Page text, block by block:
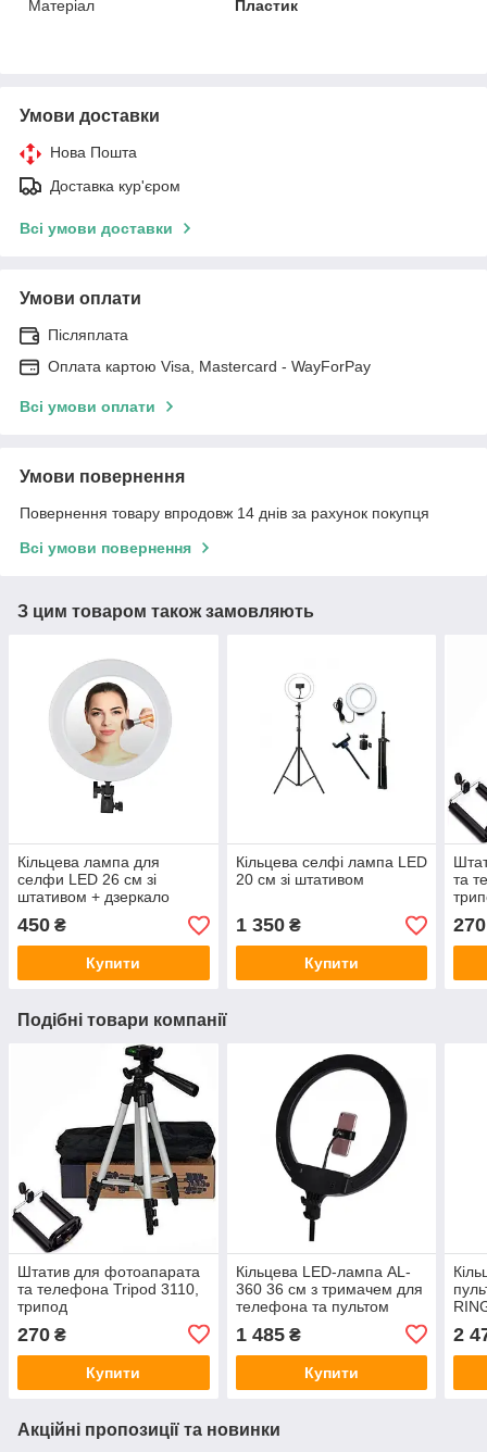
Матеріал Пластик
Умови доставки
Нова Пошта
Доставка кур'єром
Всі умови доставки
Умови оплати
Післяплата
Оплата картою Visa, Mastercard - WayForPay
Всі умови оплати
Умови повернення
Повернення товару впродовж 14 днів за рахунок покупця
Всі умови повернення
З цим товаром також замовляють
Кільцева лампа для
селфи LED 26 см зі
штативом + дзеркало
450 ₴
Купити
Кільцева селфі лампа LED
20 см зі штативом
1 350₴
Купити
та
270
Подібні товари компанії
Штатив для фотоапарата
та телефона Tripod 3110,
трипод
270 ₴
Купити
Кільцева LED-лампа AL-
360 36 см з тримачем для
телефона та пультом
1 485₴
Купити
2
Акційні пропозиції та новинки